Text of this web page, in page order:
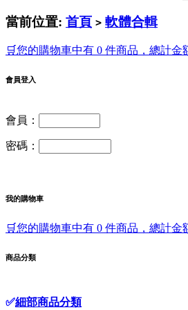
當前位置: 首頁 > 軟體合輯
🛒您的購物車中有 0 件商品，總計金
會員登入
會員：
密碼：
我的購物車
🛒您的購物車中有 0 件商品，總計金
商品分類
✅細部商品分類